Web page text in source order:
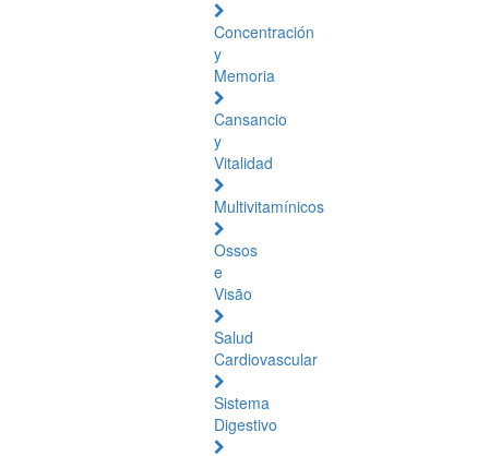
Concentración
y
Memoria
Cansancio
y
Vitalidad
Multivitamínicos
Ossos
e
Visão
Salud
Cardiovascular
Sistema
Digestivo